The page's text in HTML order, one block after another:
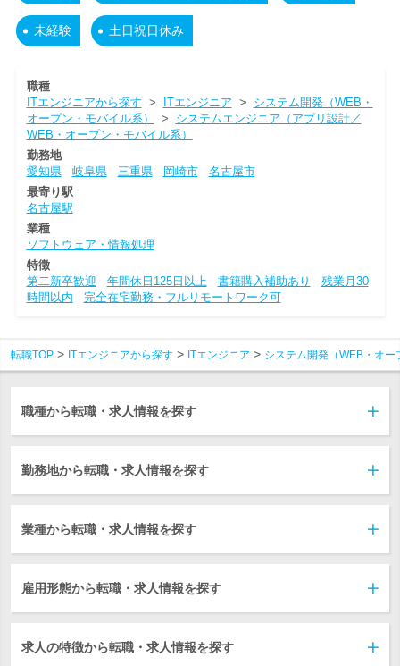
未経験 土日祝日休み
職種
ITエンジニアから探す > ITエンジニア > システム開発（WEB・
オープン・モバイル系）
> システムエンジニア（アプリ設計／
WEB・オープン・モバイル系）
勤務地
愛知県
岐阜県 三重県 岡崎市
名古屋市
最寄り駅
名古屋駅
業種
ソフトウェア・情報処理
特徴
第二新卒歓迎
年間休日125日以上 書籍購入補助あり
残業月30
時間以内
完全在宅勤務・フルリモートワーク可
転職TOP ITエンジニアから探す ITエンジニア システム開発（WEB・オ
職種から転職・求人情報を探す
勤務地から転職・求人情報を探す
業種から転職・求人情報を探す
雇用形態から転職・求人情報を探す
求人の特徴から転職・求人情報を探す